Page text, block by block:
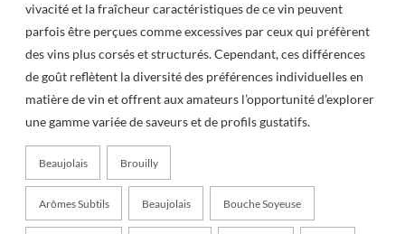
vivacité et la fraîcheur caractéristiques de ce vin peuvent
parfois être perçues comme excessives par ceux qui préfèrent
des vins plus corsés et structurés. Cependant, ces différences
de goût reflètent la diversité des préférences individuelles en
matière de vin et offrent aux amateurs l’opportunité d’explorer
une gamme variée de saveurs et de profils gustatifs.
Beaujolais Brouilly
Arômes Subtils Beaujolais Bouche Soyeuse